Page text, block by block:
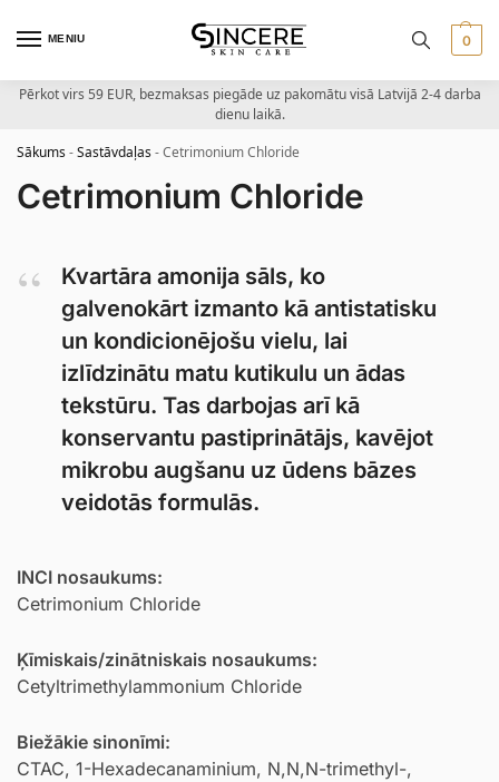
MENIU 0
Pērkot virs 59 EUR, bezmaksas piegāde uz pakomātu visā Latvijā 2-4 darba
dienu laikā.
Sākums-Sastāvdaļas-Cetrimonium Chloride
Cetrimonium Chloride
Kvartāra amonija sāls, ko
galvenokārt izmanto kā antistatisku
un kondicionējošu vielu, lai
izlīdzinātu matu kutikulu un ādas
tekstūru. Tas darbojas arī kā
konservantu pastiprinātājs, kavējot
mikrobu augšanu uz ūdens bāzes
veidotās formulās.
INCI nosaukums:
Cetrimonium Chloride
Ķīmiskais/zinātniskais nosaukums:
Cetyltrimethylammonium Chloride
Biežākie sinonīmi:
CTAC, 1-Hexadecanaminium, N,N,N-trimethyl-,